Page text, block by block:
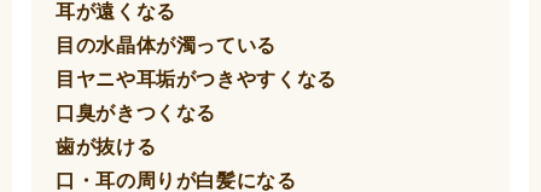
耳が遠くなる
目の水晶体が濁っている
目ヤニや耳垢がつきやすくなる
口臭がきつくなる
歯が抜ける
口・耳の周りが白髪になる